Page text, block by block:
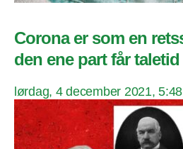
Corona er som en
den ene part får taletid
lørdag, 4 december 2021, 5:48